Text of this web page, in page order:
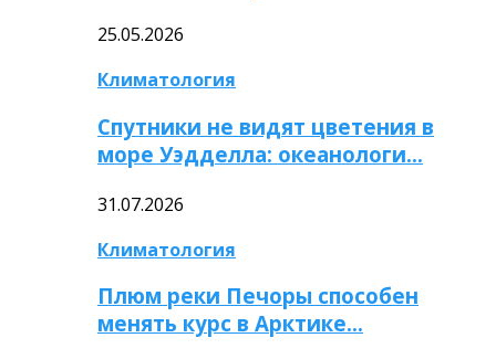
25.05.2026
Климатология
Спутники не видят цветения в
море Уэдделла: океанологи…
31.07.2026
Климатология
Плюм реки Печоры способен
менять курс в Арктике…